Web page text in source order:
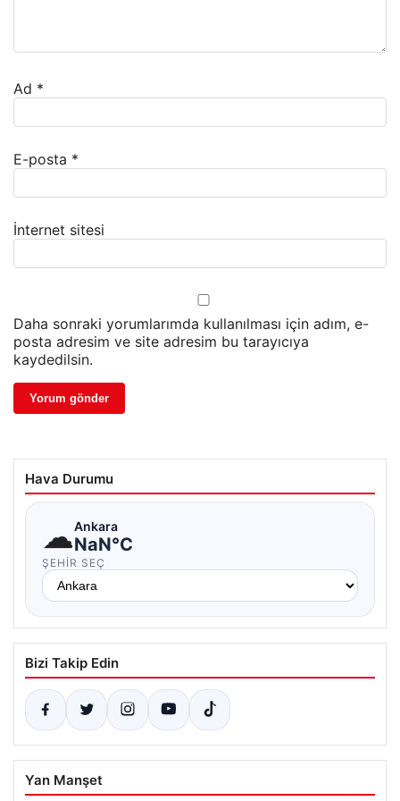
Ad *
E-posta *
İnternet sitesi
Daha sonraki yorumlarımda kullanılması için adım, e-
posta adresim ve site adresim bu tarayıcıya
kaydedilsin.
Hava Durumu
☁Ankara
NaN°C
ŞEHIR SEÇ
Bizi Takip Edin
Yan Manşet